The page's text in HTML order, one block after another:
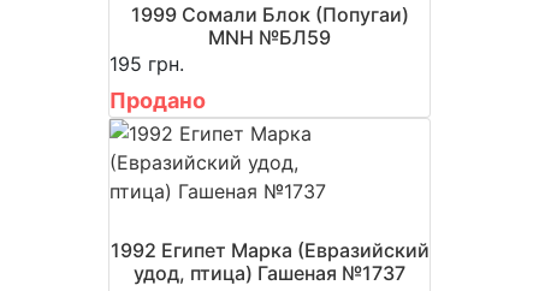
1999 Сомали Блок (Попугаи)
MNH №БЛ59
195 грн.
Продано
1992 Египет Марка (Евразийский
удод, птица) Гашеная №1737